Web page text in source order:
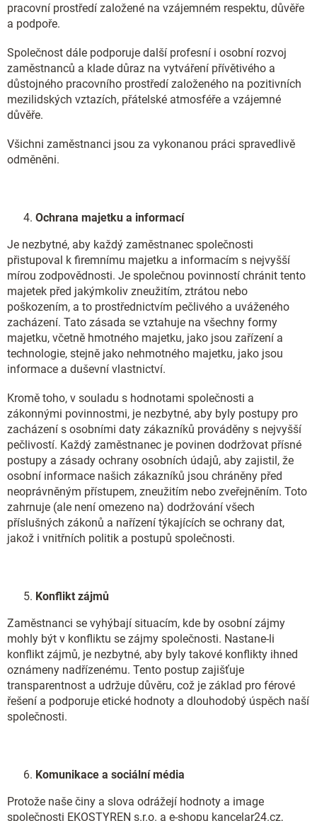
pracovní prostředí založené na vzájemném respektu, důvěře
a podpoře.
Společnost dále podporuje další profesní i osobní rozvoj
zaměstnanců a klade důraz na vytváření přívětivého a
důstojného pracovního prostředí založeného na pozitivních
mezilidských vztazích, přátelské atmosféře a vzájemné
důvěře.
Všichni zaměstnanci jsou za vykonanou práci spravedlivě
odměněni.
Ochrana majetku a informací
Je nezbytné, aby každý zaměstnanec společnosti
přistupoval k firemnímu majetku a informacím s nejvyšší
mírou zodpovědnosti. Je společnou povinností chránit tento
majetek před jakýmkoliv zneužitím, ztrátou nebo
poškozením, a to prostřednictvím pečlivého a uváženého
zacházení. Tato zásada se vztahuje na všechny formy
majetku, včetně hmotného majetku, jako jsou zařízení a
technologie, stejně jako nehmotného majetku, jako jsou
informace a duševní vlastnictví.
Kromě toho, v souladu s hodnotami společnosti a
zákonnými povinnostmi, je nezbytné, aby byly postupy pro
zacházení s osobními daty zákazníků prováděny s nejvyšší
pečlivostí. Každý zaměstnanec je povinen dodržovat přísné
postupy a zásady ochrany osobních údajů, aby zajistil, že
osobní informace našich zákazníků jsou chráněny před
neoprávněným přístupem, zneužitím nebo zveřejněním. Toto
zahrnuje (ale není omezeno na) dodržování všech
příslušných zákonů a nařízení týkajících se ochrany dat,
jakož i vnitřních politik a postupů společnosti.
Konflikt zájmů
Zaměstnanci se vyhýbají situacím, kde by osobní zájmy
mohly být v konfliktu se zájmy společnosti. Nastane-li
konflikt zájmů, je nezbytné, aby byly takové konflikty ihned
oznámeny nadřízenému. Tento postup zajišťuje
transparentnost a udržuje důvěru, což je základ pro férové
řešení a podporuje etické hodnoty a dlouhodobý úspěch naší
společnosti.
Komunikace a sociální média
Protože naše činy a slova odrážejí hodnoty a image
společnosti EKOSTYREN s.r.o. a e-shopu kancelar24.cz,